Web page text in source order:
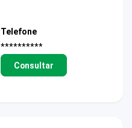
Telefone
**********
Consultar